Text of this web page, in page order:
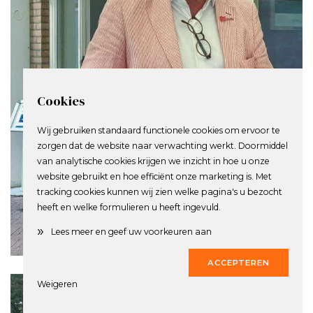
0 X
Cookies
Wij gebruiken standaard functionele cookies om ervoor te
zorgen dat de website naar verwachting werkt. Doormiddel
van analytische cookies krijgen we inzicht in hoe u onze
website gebruikt en hoe efficiënt onze marketing is. Met
tracking cookies kunnen wij zien welke pagina's u bezocht
heeft en welke formulieren u heeft ingevuld.
» Lees meer en geef uw voorkeuren aan
ACCEPTEREN
Weigeren